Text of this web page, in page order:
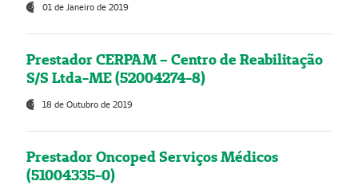
01 de Janeiro de 2019
Prestador CERPAM – Centro de Reabilitação
S/S Ltda-ME (52004274-8)
18 de Outubro de 2019
Prestador Oncoped Serviços Médicos
(51004335-0)